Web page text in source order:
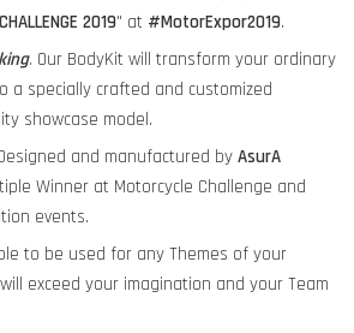
2019" at #MotorExpor2019.
. Our BodyKit will transform your ordinary
a specially crafted and customized
showcase model.
and manufactured by AsurA
Winner at Motorcycle Challenge and
events.
to be used for any Themes of your
exceed your imagination and your Team